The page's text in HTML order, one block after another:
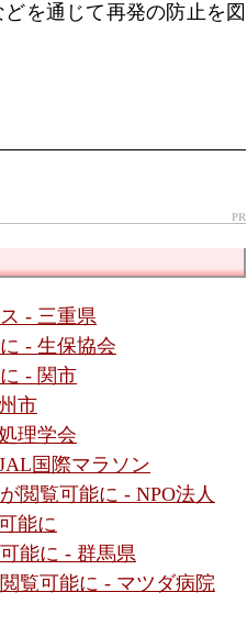
を通じて再発の防止を図
PR
- 三重県
- 生保協会
- 関市
市
理学会
国際マラソン
閲覧可能に - NPO法人
能に
能に - 群馬県
覧可能に - マツダ病院